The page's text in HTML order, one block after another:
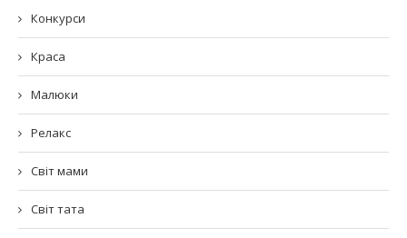
Конкурси
Краса
Малюки
Релакс
Світ мами
Світ тата